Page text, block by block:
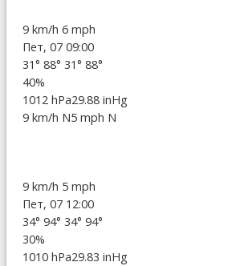
9 km/h 6 mph
Пет, 07 09:00
31° 88° 31° 88°
40%
1012 hPa29.88 inHg
9 km/h N5 mph N
9 km/h 5 mph
Пет, 07 12:00
34° 94° 34° 94°
30%
1010 hPa29.83 inHg